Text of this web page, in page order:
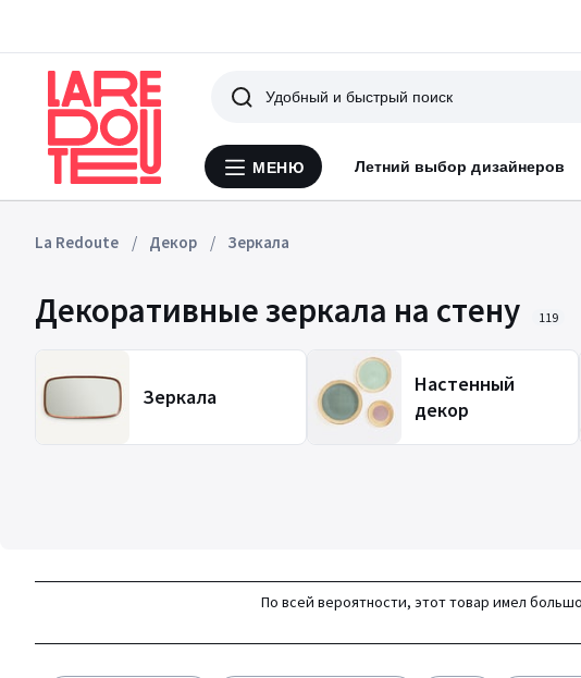
Меню
МЕНЮ Летний выбор дизайнеров
Поиск
La Redoute Декор Зеркала
Декоративные зеркала на стену 119
Зеркала
Настенный
декор
По всей вероятности, этот товар имел